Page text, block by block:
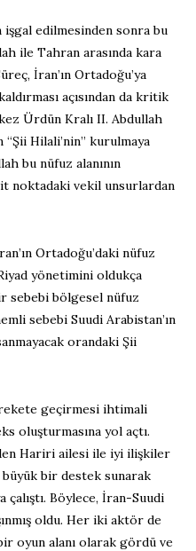
işgal edilmesinden sonra bu
ile Tahran arasında kara
İran’ın Ortadoğu’ya
açısından da kritik
Ürdün Kralı II. Abdullah
Hilali’nin” kurulmaya
bu nüfuz alanının
noktadaki vekil unsurlardan
Ortadoğu’daki nüfuz
yönetimini oldukça
bölgesel nüfuz
sebebi Suudi Arabistan’ın
orandaki Şii
geçirmesi ihtimali
oluşturmasına yol açtı.
Hariri ailesi ile iyi ilişkiler
bir destek sunarak
Böylece, İran-Suudi
oldu. Her iki aktör de
oyun alanı olarak gördü ve